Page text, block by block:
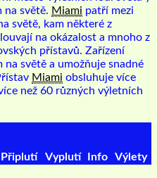
na světě. Miami patří mezi
světě, kam některé z
na okázalost a mnoho z
přístavů. Zařízení
světě a umožňuje snadné
Miami obsluhuje více
než 60 různých výletních
Připlutí Vyplutí Info Výlety